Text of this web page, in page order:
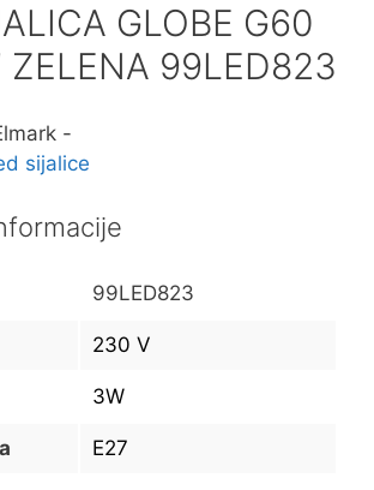
GLOBE G60
ZELENA 99LED823
-
sijalice
99LED823
230 V
3W
E27